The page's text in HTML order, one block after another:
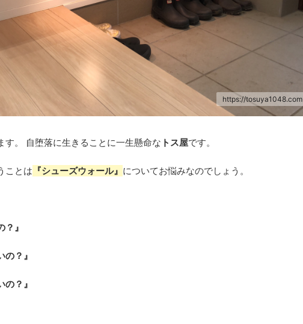
https://tosuya1048.com
す。 自堕落に生きることに一生懸命な トス屋です。
ことは 『シューズウォール』 についてお悩みなのでしょう。
』
の？』
の？』